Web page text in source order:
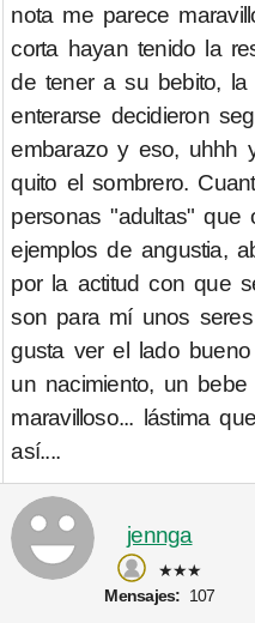
nota me parece
corta hayan tenido la
de tener a su bebito, la
enterarse decidieron
embarazo y eso, uhhh
quito el sombrero.
personas "adultas"
ejemplos de angustia,
por la actitud con que
son para mí unos
gusta ver el lado
un nacimiento, un
maravilloso... lástima
así....
jennga
★★★
Mensajes: 107